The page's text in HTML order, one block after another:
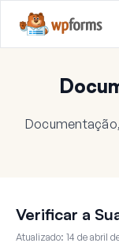
Verificar a
Atualizado: 14 de abril